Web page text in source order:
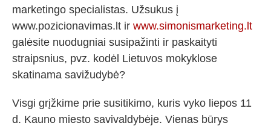
marketingo specialistas. Užsukus į
www.pozicionavimas.lt ir www.simonismarketing.lt
galėsite nuodugniai susipažinti ir paskaityti
straipsnius, pvz. kodėl Lietuvos mokyklose
skatinama savižudybė?
Visgi grįžkime prie susitikimo, kuris vyko liepos 11
d. Kauno miesto savivaldybėje. Vienas būrys